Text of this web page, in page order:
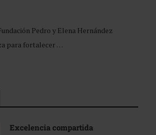
Pedro y Elena Hernández
para fortalecer …
Excelencia compartida